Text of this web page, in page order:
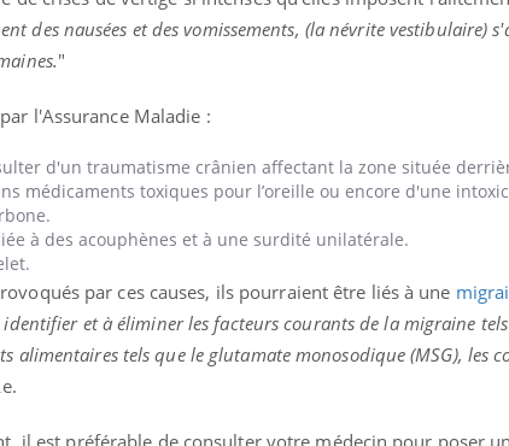
des nausées et des vomissements, (la névrite vestibulaire)
"
l'Assurance Maladie :
d'un traumatisme crânien affectant la zone située
médicaments toxiques pour l’oreille ou encore d'une
à des acouphènes et à une surdité unilatérale.
par ces causes, ils pourraient être liés à une
identifier et à éliminer les facteurs courants de la migraine
alimentaires tels que le glutamate monosodique (MSG), les